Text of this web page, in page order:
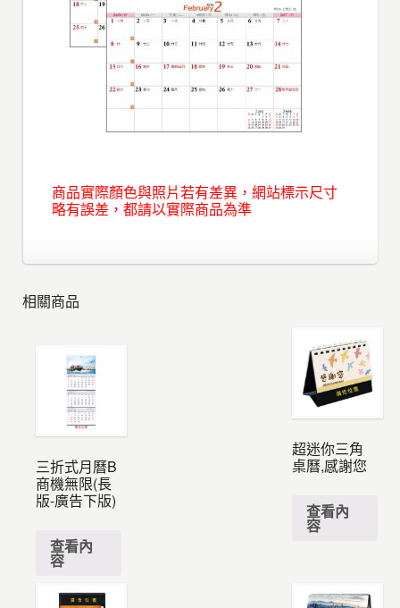
商品實際顏色與照片若有差異，網站標示尺寸
略有誤差，都請以實際商品為準
相關商品
三折式月曆B
商機無限(長
版-廣告下版)
查看內
容
超迷你三角
桌曆,感謝您
查看內
容